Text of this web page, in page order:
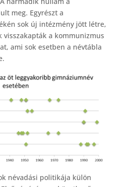
meg. Egyrészt a
sok új intézmény jött létre,
visszakapták a kommunizmus
ami sok esetben a névtábla
névadási politikája külön